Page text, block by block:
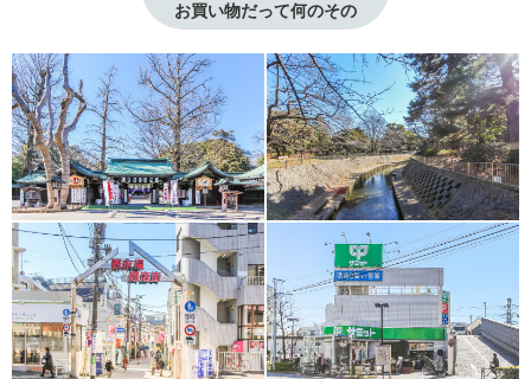
お買い物だって何のその